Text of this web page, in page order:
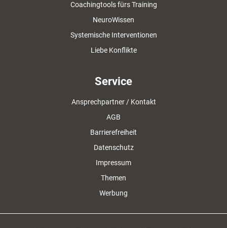
Coachingtools fürs Training
NeuroWissen
Systemische Interventionen
Liebe Konflikte
Service
Ansprechpartner / Kontakt
AGB
Barrierefreiheit
Datenschutz
Impressum
Themen
Werbung